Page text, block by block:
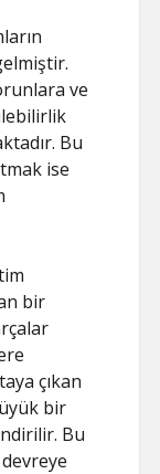
ve
Bu
ise
bir
çıkan
bir
Bu